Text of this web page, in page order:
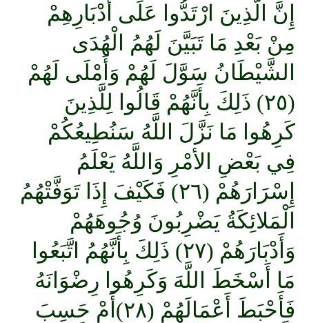
إِنَّ الَّذِينَ ارْتَدُّوا عَلَى أَدْبَارِهِمْ
مِنْ بَعْدِ مَا تَبَيَّنَ لَهُمُ الْهُدَى
الشَّيْطَانُ سَوَّلَ لَهُمْ وَأَمْلَى لَهُمْ
(٢٥) ذَلِكَ بِأَنَّهُمْ قَالُوا لِلَّذِينَ
كَرِهُوا مَا نَزَّلَ اللَّهُ سَنُطِيعُكُمْ
فِي بَعْضِ الأمْرِ وَاللَّهُ يَعْلَمُ
إِسْرَارَهُمْ (٢٦) فَكَيْفَ إِذَا تَوَفَّتْهُمُ
الْمَلائِكَةُ يَضْرِبُونَ وُجُوهَهُمْ
وَأَدْبَارَهُمْ (٢٧) ذَلِكَ بِأَنَّهُمُ اتَّبَعُوا
مَا أَسْخَطَ اللَّهَ وَكَرِهُوا رِضْوَانَهُ
فَأَحْبَطَ أَعْمَالَهُمْ (٢٨)أَمْ حَسِبَ